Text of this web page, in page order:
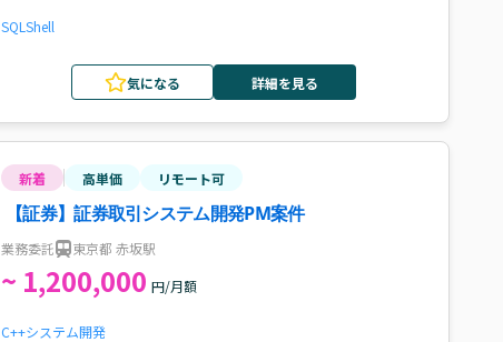
SQL Shell
気になる 詳細を見る
新着 高単価 リモート可
【証券】証券取引システム開発PM案件
業務委託 東京都 赤坂駅
~ 1,200,000 円/月額
C++システム開発